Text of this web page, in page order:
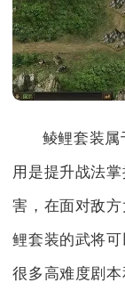
鲮鲤套装属
用是提升战法
害，在面对敌
鲤套装的武将可
很多高难度剧